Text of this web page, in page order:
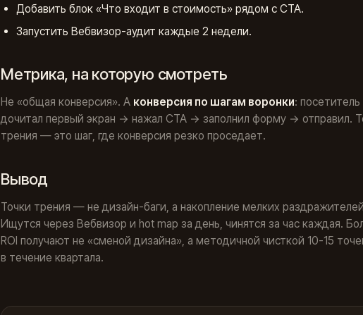
Добавить блок «Что входит в стоимость» рядом с CTA.
Запустить Вебвизор-аудит каждые 2 недели.
Метрика, на которую смотреть
Не «общая конверсия». А конверсия по шагам воронки:
дочитал первый экран → нажал CTA → заполнил форму → отправил.
трения — это шаг, где конверсия резко проседает.
Вывод
Точки трения — не дизайн-баги, а накопление мелких
Ищутся через Вебвизор и hot map за день, чинятся за час каждая.
ROI получают не «сменой дизайна», а методичной чисткой 10-15
в течение квартала.